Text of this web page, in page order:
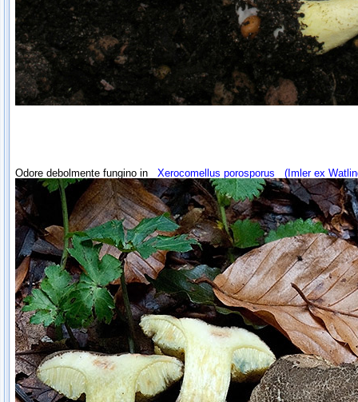
Odore debolmente fungino in Xerocomellus porosporus (Imler ex